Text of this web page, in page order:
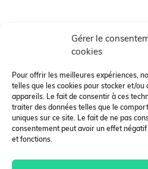
Gérer le
cookies
Pour offrir les meilleures expériences,
telles que les cookies pour stocker et/
appareils. Le fait de consentir à ces
traiter des données telles que le
uniques sur ce site. Le fait de ne pas
consentement peut avoir un effet
et fonctions.
Vous aimerez